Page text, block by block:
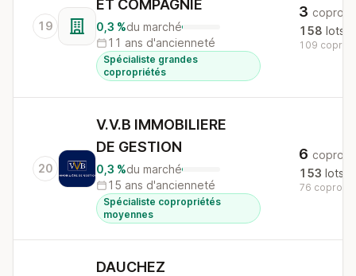
19
ET COMPAGNIE
0,3 %du marché
11 ans d'ancienneté
Spécialiste grandes
copropriétés
3 copros
158 lots
109 copros
20
V.V.B IMMOBILIERE
DE GESTION
0,3 %du marché
15 ans d'ancienneté
Spécialiste copropriétés
moyennes
6 copros
153 lots
76 copros
DAUCHEZ